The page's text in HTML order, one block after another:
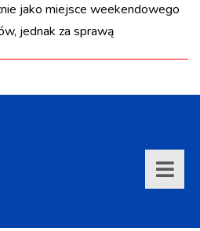
jako miejsce weekendowego
jednak za sprawą